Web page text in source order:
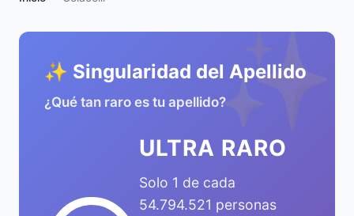
✨
✨ Singularidad del Apellido
¿Qué tan raro es tu apellido?
ULTRA RARO
Solo 1 de cada
54.794.521 personas